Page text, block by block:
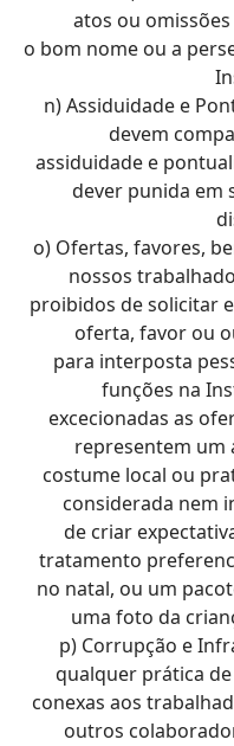
atos ou
o bom nome ou a
n) Assiduidade e
devem
assiduidade e
dever punida em
o) Ofertas, favores,
nossos
proibidos de solicitar
oferta, favor ou
para interposta
funções na
excecionadas as
representem um
costume local ou
considerada nem
de criar
tratamento
no natal, ou um
uma foto da
p) Corrupção e
qualquer prática
conexas aos
outros